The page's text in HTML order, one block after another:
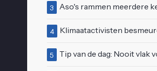
3 Aso's rammen meerdere keren de auto van de
4 Klimaatactivisten besmeuren Sagrada
5 Tip van de dag: Nooit vlak voor